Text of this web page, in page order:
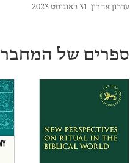
עדכון אחרון 31 באוגוסט 2023
ספרים של המחבר